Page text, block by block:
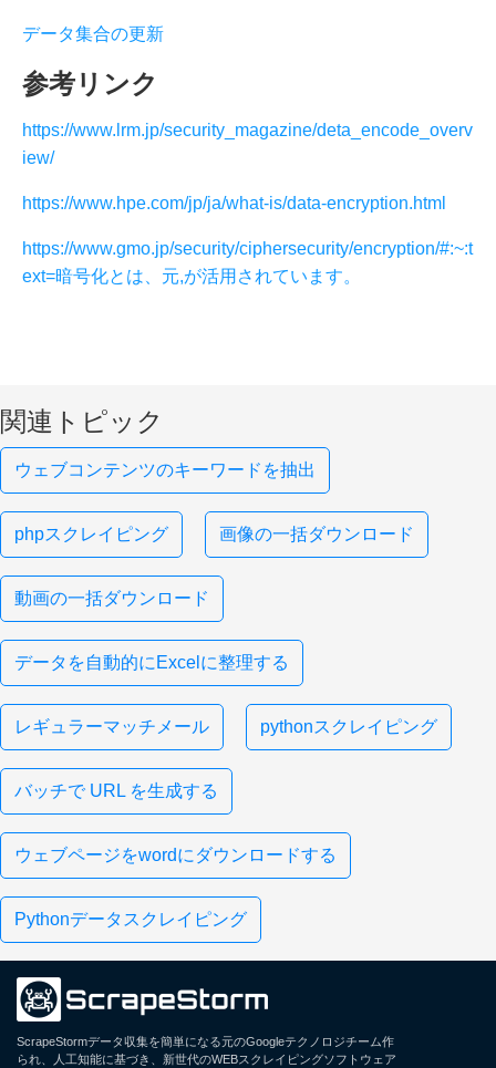
データ集合の更新
参考リンク
https://www.lrm.jp/security_magazine/deta_encode_overv
iew/
https://www.hpe.com/jp/ja/what-is/data-encryption.html
https://www.gmo.jp/security/ciphersecurity/encryption/#:~:t
ext=暗号化とは、元,が活用されています。
関連トピック
ウェブコンテンツのキーワードを抽出
phpスクレイピング 画像の一括ダウンロード
動画の一括ダウンロード
データを自動的にExcelに整理する
レギュラーマッチメール pythonスクレイピング
バッチで URL を生成する
ウェブページをwordにダウンロードする
Pythonデータスクレイピング
ScrapeStormデータ収集を簡単になる元のGoogleテクノロジチーム作
られ、人工知能に基づき、新世代のWEBスクレイピングソフトウェア